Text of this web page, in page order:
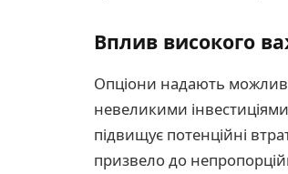
Вплив високого
Опціони надають
невеликими
підвищує потенційні
призвело до